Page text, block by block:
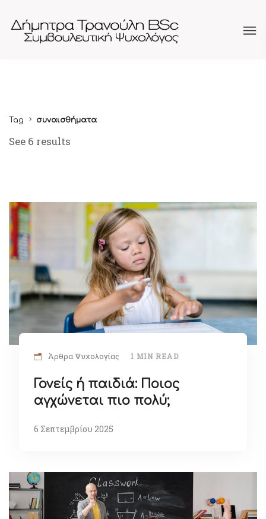
Tag συναισθήματα
See 6 results
Άρθρα Ψυχολογίας 1 MIN READ
Γονείς ή παιδιά: Ποιος
αγχώνεται πιο πολύ;
6 Σεπτεμβρίου 2025